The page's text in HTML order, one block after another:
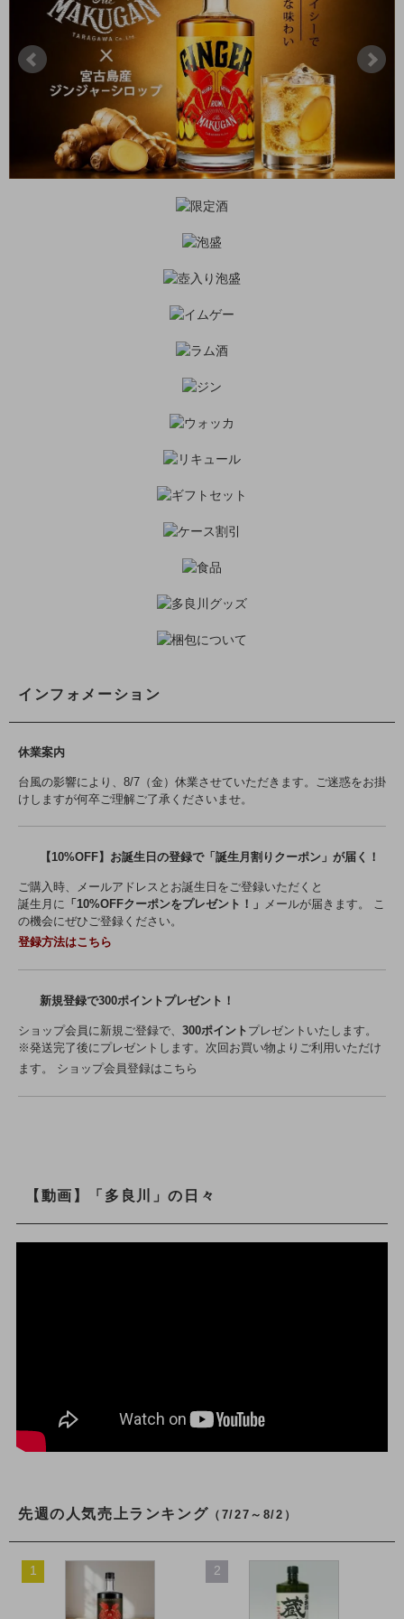
インフォメーション
休業案内
台風の影響により、8/7（金）休業させていただきます。ご迷惑をお掛
けしますが何卒ご理解ご了承くださいませ。
【10%OFF】お誕生日の登録で「誕生月割りクーポン」が届く！
ご購入時、メールアドレスとお誕生日をご登録いただくと
誕生月に 「10%OFFクーポンをプレゼント！」
メールが届きます。 こ
の機会にぜひご登録ください。
登録方法はこちら
新規登録で300ポイントプレゼント！
ショップ会員に新規ご登録で、 300ポイント プレゼントいたします。
※発送完了後にプレゼントします。次回お買い物よりご利用いただけ
ます。 ショップ会員登録はこちら
【動画】「多良川」の日々
先週の人気売上ランキング （7/27～8/2）
1 2